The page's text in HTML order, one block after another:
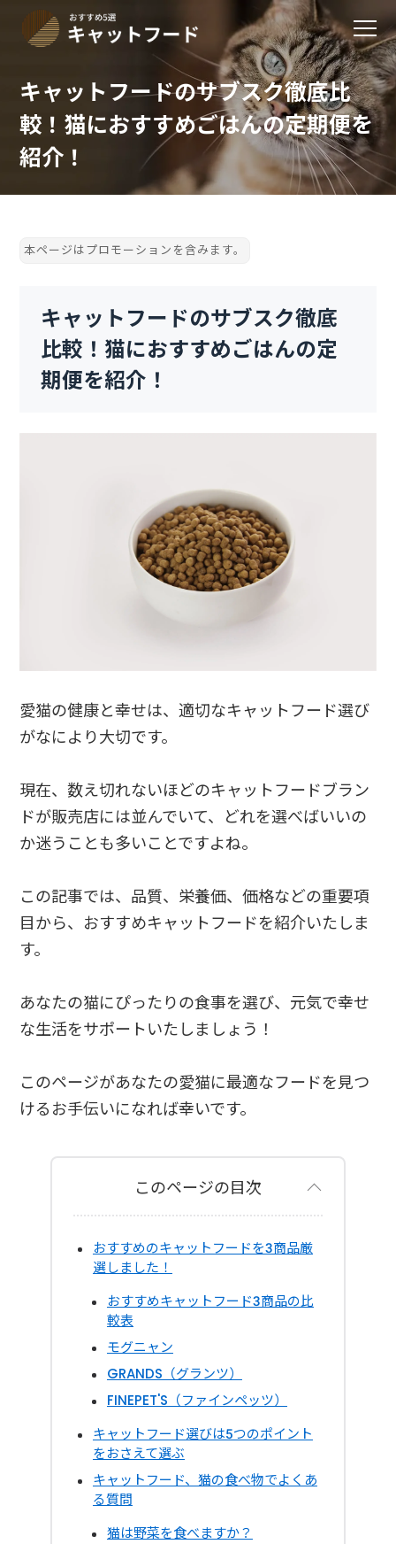
キャットフードのサブスク徹底比
較！猫におすすめごはんの定期便を
紹介！
キャットフードのサブスク徹底
比較！猫におすすめごはんの定
期便を紹介！
愛猫の健康と幸せは、適切なキャットフード選び
がなにより大切です。
現在、数え切れないほどのキャットフードブラン
ドが販売店には並んでいて、どれを選べばいいの
か迷うことも多いことですよね。
この記事では、品質、栄養価、価格などの重要項
目から、おすすめキャットフードを紹介いたしま
す。
あなたの猫にぴったりの食事を選び、元気で幸せ
な生活をサポートいたしましょう！
このページがあなたの愛猫に最適なフードを見つ
けるお手伝いになれば幸いです。
このページの目次
おすすめのキャットフードを3商品厳
選しました！
おすすめキャットフード3商品の比
較表
モグニャン
GRANDS（グランツ）
FINEPET'S（ファインペッツ）
キャットフード選びは5つのポイント
をおさえて選ぶ
キャットフード、猫の食べ物でよくあ
る質問
猫は野菜を食べますか？